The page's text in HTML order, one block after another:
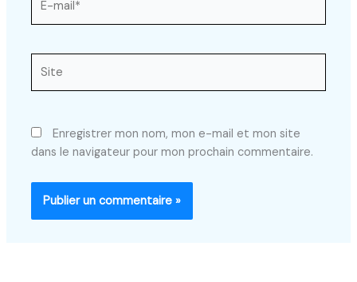
mail*
Enregistrer mon nom, mon e-mail et mon site
dans le navigateur pour mon prochain commentaire.